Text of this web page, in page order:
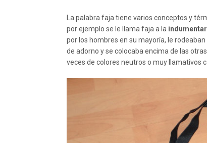
La palabra faja tiene varios conceptos y
por ejemplo se le llama faja a la
por los hombres en su mayoría, le
de adorno y se colocaba encima de las
veces de colores neutros o muy llamativos